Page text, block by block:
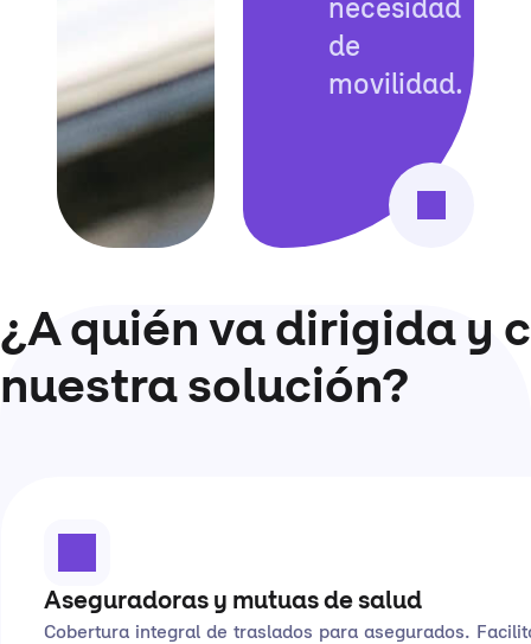
necesidad
de
movilidad.
¿A quién va dirigida y
nuestra solución?
Aseguradoras y mutuas de salud
Cobertura integral de traslados para asegurados.